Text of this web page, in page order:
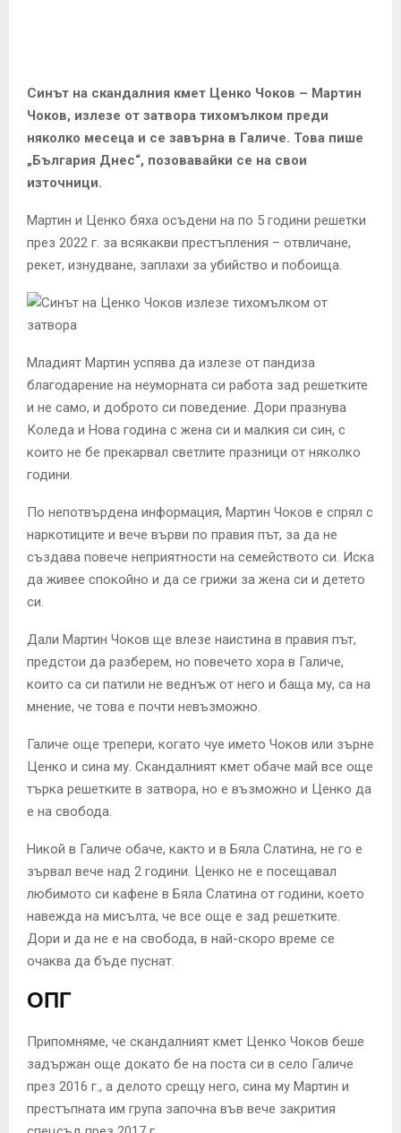
Синът на скандалния кмет Ценко Чоков – Мартин
Чоков, излезе от затвора тихомълком преди
няколко месеца и се завърна в Галиче. Това пише
„България Днес“, позовавайки се на свои
източници.
Мартин и Ценко бяха осъдени на по 5 години решетки
през 2022 г. за всякакви престъпления – отвличане,
рекет, изнудване, заплахи за убийство и побоища.
Младият Мартин успява да излезе от пандиза
благодарение на неуморната си работа зад решетките
и не само, и доброто си поведение. Дори празнува
Коледа и Нова година с жена си и малкия си син, с
които не бе прекарвал светлите празници от няколко
години.
По непотвърдена информация, Мартин Чоков е спрял с
наркотиците и вече върви по правия път, за да не
създава повече неприятности на семейството си. Иска
да живее спокойно и да се грижи за жена си и детето
си.
Дали Мартин Чоков ще влезе наистина в правия път,
предстои да разберем, но повечето хора в Галиче,
които са си патили не веднъж от него и баща му, са на
мнение, че това е почти невъзможно.
Галиче още трепери, когато чуе името Чоков или зърне
Ценко и сина му. Скандалният кмет обаче май все още
търка решетките в затвора, но е възможно и Ценко да
е на свобода.
Никой в Галиче обаче, както и в Бяла Слатина, не го е
зървал вече над 2 години. Ценко не е посещавал
любимото си кафене в Бяла Слатина от години, което
навежда на мисълта, че все още е зад решетките.
Дори и да не е на свобода, в най-скоро време се
очаква да бъде пуснат.
ОПГ
Припомняме, че скандалният кмет Ценко Чоков беше
задържан още докато бе на поста си в село Галиче
през 2016 г., а делото срещу него, сина му Мартин и
престъпната им група започна във вече закрития